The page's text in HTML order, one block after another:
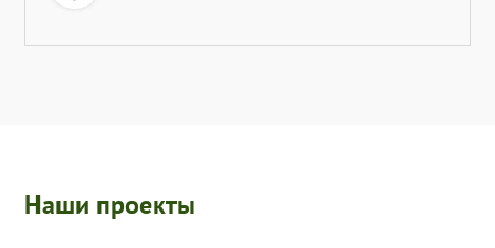
Наши проекты